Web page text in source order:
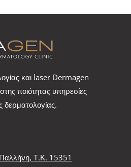
και laser Dermagen
ποιότητας υπηρεσίες
δερματολογίας.
Τ.Κ. 15351